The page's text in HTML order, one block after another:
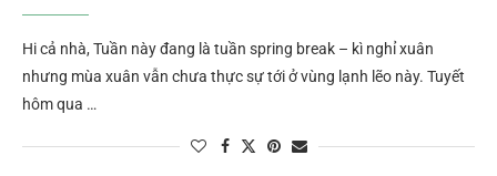
Hi cả nhà, Tuần này đang là tuần spring break – kì nghỉ xuân
nhưng mùa xuân vẫn chưa thực sự tới ở vùng lạnh lẽo này. Tuyết
hôm qua …